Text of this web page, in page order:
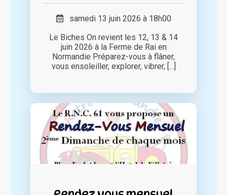
samedi 13 juin 2026 à 18h00
Le Biches On revient les 12, 13 & 14
juin 2026 à la Ferme de Rai en
Normandie Préparez-vous à flâner,
vous ensoleiller, explorer, vibrer, [...]